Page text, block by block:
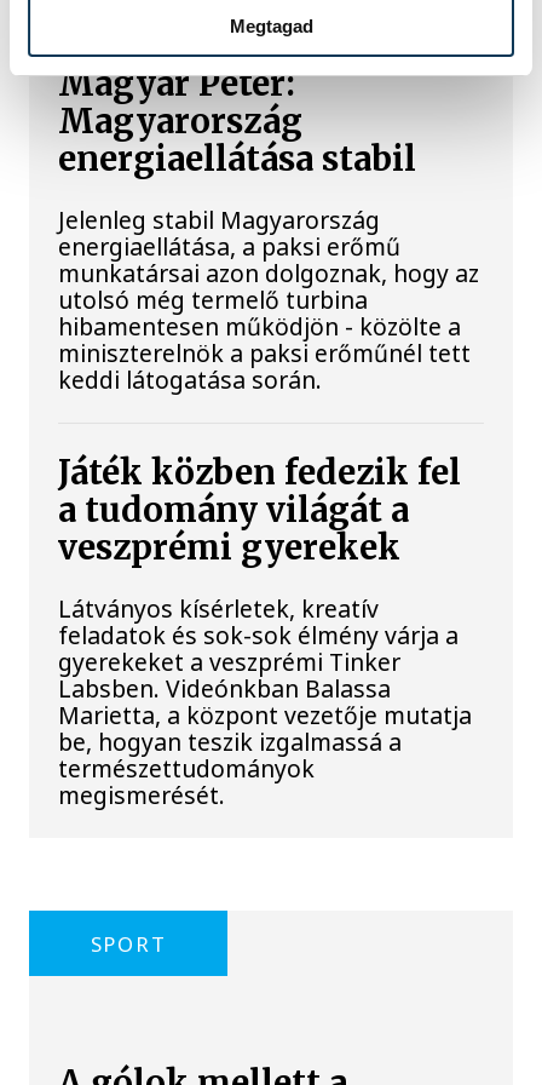
Megtagad
Magyar Péter:
Magyarország
energiaellátása stabil
Jelenleg stabil Magyarország
energiaellátása, a paksi erőmű
munkatársai azon dolgoznak, hogy az
utolsó még termelő turbina
hibamentesen működjön - közölte a
miniszterelnök a paksi erőműnél tett
keddi látogatása során.
Játék közben fedezik fel
a tudomány világát a
veszprémi gyerekek
Látványos kísérletek, kreatív
feladatok és sok-sok élmény várja a
gyerekeket a veszprémi Tinker
Labsben. Videónkban Balassa
Marietta, a központ vezetője mutatja
be, hogyan teszik izgalmassá a
természettudományok
megismerését.
SPORT